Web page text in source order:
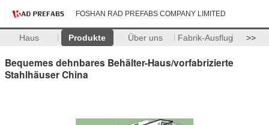
FOSHAN RAD PREFABS COMPANY LIMITED
Haus Produkte Über uns Fabrik-Ausflug >>
Bequemes dehnbares Behälter-Haus/vorfabrizierte
Stahlhäuser China